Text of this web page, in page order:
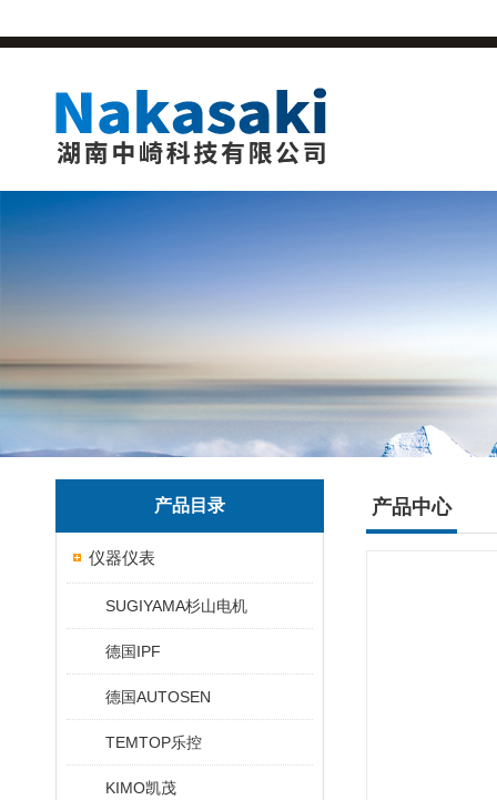
产品目录
仪器仪表
SUGIYAMA杉山电机
德国IPF
德国AUTOSEN
TEMTOP乐控
KIMO凯茂
产品中心